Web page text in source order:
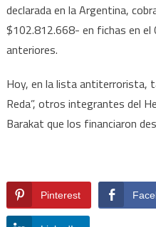
declarada en la Argentina,
$102.812.668- en fichas en el
anteriores.
Hoy, en la lista antiterrorista,
Reda”, otros integrantes del
Barakat que los financiaron
Pinterest